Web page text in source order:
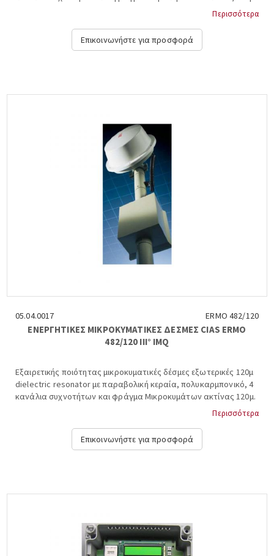
Περισσότερα
Επικοινωνήστε για προσφορά
05.04.0017 ERMO 482/120
ΕΝΕΡΓΗΤΙΚΕΣ ΜΙΚΡΟΚΥΜΑΤΙΚΕΣ ΔΕΣΜΕΣ CIAS ERMO
482/120 III° IMQ
Εξαιρετικής ποιότητας μικροκυματικές δέσμες εξωτερικές 120μ
dielectric resonator με παραβολική κεραία, πολυκαρμπονικό, 4
κανάλια συχνοτήτων και φράγμα Μικροκυμάτων ακτίνας 120μ.
Περισσότερα
Επικοινωνήστε για προσφορά